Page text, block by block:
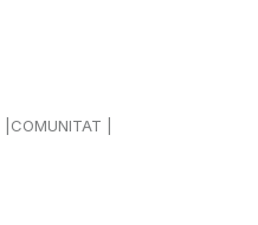
COMUNITAT